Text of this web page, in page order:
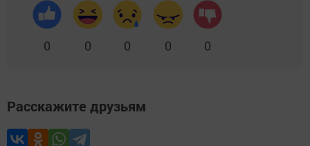
0 0 0 0 0
Расскажите друзьям